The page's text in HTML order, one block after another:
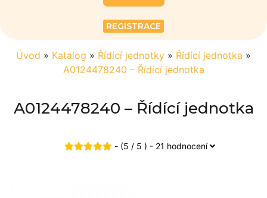
REGISTRACE
Úvod » Katalog » Řídící jednotky » Řídící jednotka »
A0124478240 – Řídící jednotka
A0124478240 – Řídící jednotka
- (5 / 5 ) - 21 hodnocení